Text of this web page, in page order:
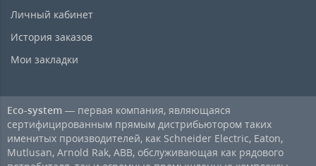
Личный кабинет
История заказов
Мои закладки
Eco-system — первая компания, являющаяся
сертифицированным прямым дистрибьютором таких
именитых производителей, как Schneider Electric, Eaton,
Mutlusan, Arnold Rak, ABB, обслуживающая как рядового